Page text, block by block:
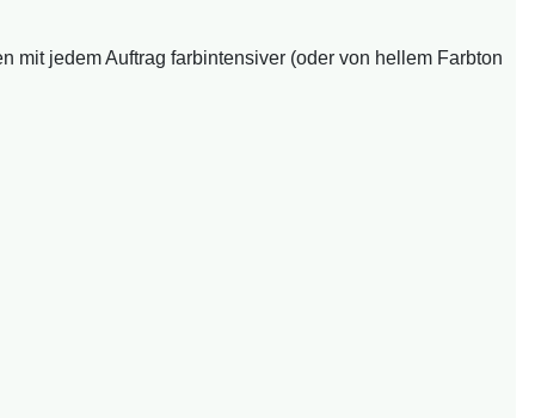
mit jedem Auftrag farbintensiver (oder von hellem Farbton